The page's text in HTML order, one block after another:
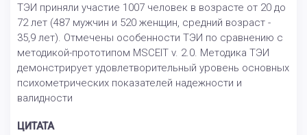
ТЭИ приняли участие 1007 человек в возрасте от 20 до
72 лет (487 мужчин и 520 женщин, средний возраст -
35,9 лет). Отмечены особенности ТЭИ по сравнению с
методикой-прототипом MSCEIT v. 2.0. Методика ТЭИ
демонстрирует удовлетворительный уровень основных
психометрических показателей надежности и
валидности
ЦИТАТА